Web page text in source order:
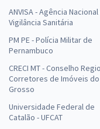
ANVISA - Agência
Vigilância Sanitária
PM PE - Polícia Militar de
Pernambuco
CRECI MT - Conselho
Corretores de Imóveis
Grosso
Universidade Federal de
Catalão - UFCAT